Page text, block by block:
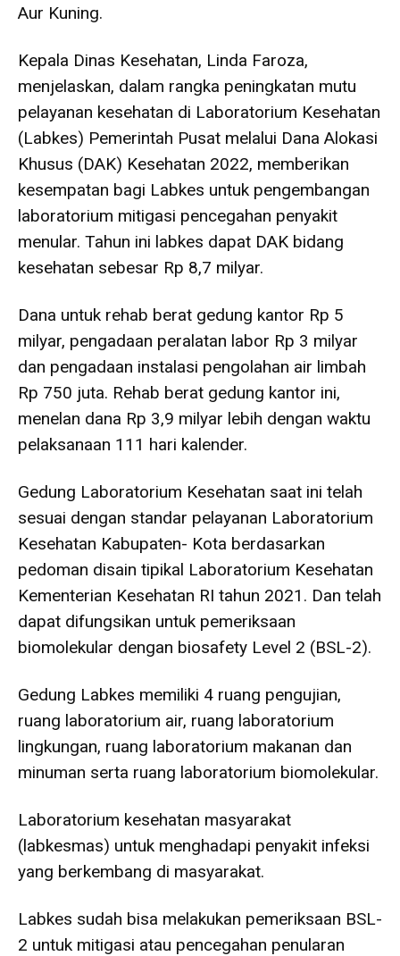
Aur Kuning.
Kepala Dinas Kesehatan, Linda Faroza,
menjelaskan, dalam rangka peningkatan mutu
pelayanan kesehatan di Laboratorium Kesehatan
(Labkes) Pemerintah Pusat melalui Dana Alokasi
Khusus (DAK) Kesehatan 2022, memberikan
kesempatan bagi Labkes untuk pengembangan
laboratorium mitigasi pencegahan penyakit
menular. Tahun ini labkes dapat DAK bidang
kesehatan sebesar Rp 8,7 milyar.
Dana untuk rehab berat gedung kantor Rp 5
milyar, pengadaan peralatan labor Rp 3 milyar
dan pengadaan instalasi pengolahan air limbah
Rp 750 juta. Rehab berat gedung kantor ini,
menelan dana Rp 3,9 milyar lebih dengan waktu
pelaksanaan 111 hari kalender.
Gedung Laboratorium Kesehatan saat ini telah
sesuai dengan standar pelayanan Laboratorium
Kesehatan Kabupaten- Kota berdasarkan
pedoman disain tipikal Laboratorium Kesehatan
Kementerian Kesehatan RI tahun 2021. Dan telah
dapat difungsikan untuk pemeriksaan
biomolekular dengan biosafety Level 2 (BSL-2).
Gedung Labkes memiliki 4 ruang pengujian,
ruang laboratorium air, ruang laboratorium
lingkungan, ruang laboratorium makanan dan
minuman serta ruang laboratorium biomolekular.
Laboratorium kesehatan masyarakat
(labkesmas) untuk menghadapi penyakit infeksi
yang berkembang di masyarakat.
Labkes sudah bisa melakukan pemeriksaan BSL-
2 untuk mitigasi atau pencegahan penularan